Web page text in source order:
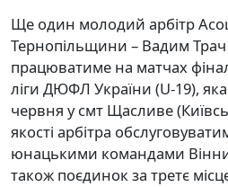
Ще один молодий арбітр
Тернопільщини – Вадим Трач
працюватиме на матчах
ліги ДЮФЛ України (U-19),
червня у смт Щасливе
якості арбітра
юнацькими командами
також поєдинок за третє